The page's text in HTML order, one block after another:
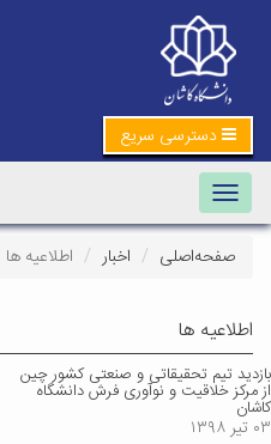
دسترسی سریع
Toggle navigation
صفحه‌اصلی اخبار اطلاعیه ها
اطلاعیه ها
بازدید تیم تحقیقاتی و صنعتی کشور چین
از مرکز خلاقیت و نوآوری فرش دانشگاه
کاشان
۰۳ تیر ۱۳۹۸